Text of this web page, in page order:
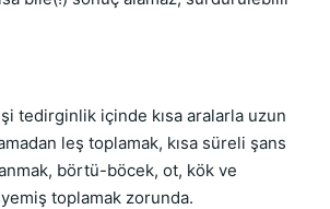
tedirginlik içinde kısa aralarla uzun
leş toplamak, kısa süreli şans
börtü-böcek, ot, kök ve
toplamak zorunda.